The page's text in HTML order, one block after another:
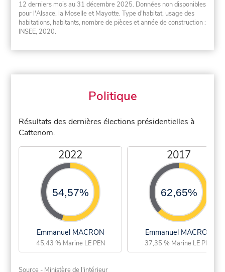
12 derniers mois au 31 décembre 2025. Données non disponibles
pour l'Alsace, la Moselle et Mayotte. Type d'habitat, usage des
habitations, habitants, nombre de pièces et année de construction :
INSEE, 2020.
Politique
Résultats des dernières élections présidentielles à
Cattenom.
2022
54,57%
Emmanuel MACRON
45,43 % Marine LE PEN
2017
62,65%
Emmanuel MACRON
37,35 % Marine LE PEN
Source - Ministère de l'intérieur